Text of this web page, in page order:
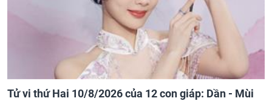
Tử vi thứ Hai 10/8/2026 của 12 con giáp: Dần - Mùi